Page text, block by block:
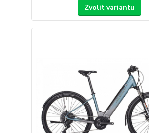
Zvolit variantu